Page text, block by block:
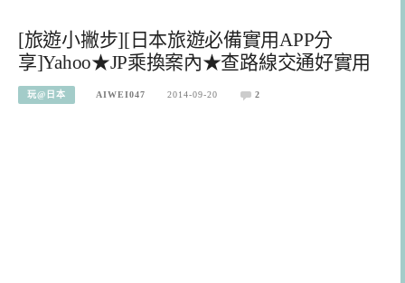
[旅遊小撇步][日本旅遊必備實用APP分
享]Yahoo★JP乘換案內★查路線交通好實用
玩@日本 AIWEI047 2014-09-20 2